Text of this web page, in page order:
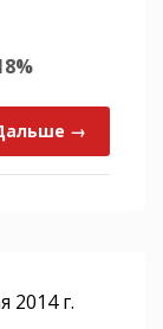
→
2014 г.